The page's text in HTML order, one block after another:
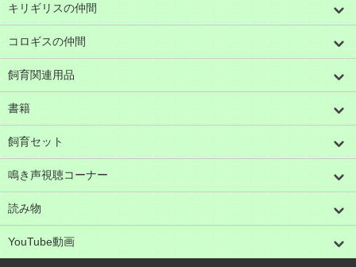
キリギリスの仲間
コロギスの仲間
飼育関連用品
書籍
飼育セット
鳴き声視聴コーナー
読み物
YouTube動画